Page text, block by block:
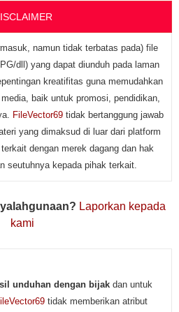
namun tidak terbatas pada) file
dll) yang dapat diunduh pada laman
kreatifitas guna memudahkan
baik untuk promosi, pendidikan,
FileVector69tidak bertanggung jawab
yang dimaksud di luar dari platform
dengan merek dagang dan hak
seutuhnya kepada pihak terkait.
Laporkan kepada
kami
unduhan dengan bijak dan untuk
tidak memberikan atribut